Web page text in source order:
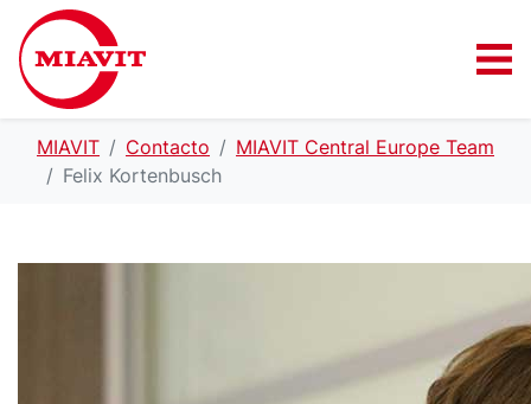
MIAVIT Contacto
MIAVIT Central Europe Team
Felix Kortenbusch